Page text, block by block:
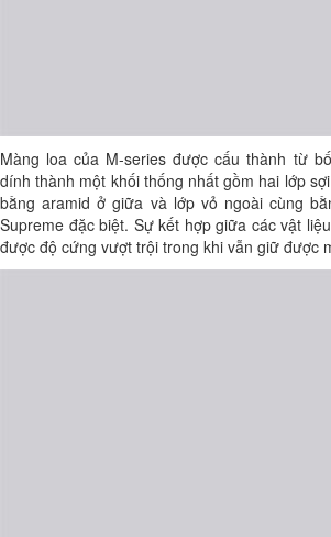
Màng loa của M-series được cấu thành từ
dính thành một khối thống nhất gồm hai lớp
bằng aramid ở giữa và lớp vỏ ngoài cùng
Supreme đặc biệt. Sự kết hợp giữa các vật
được độ cứng vượt trội trong khi vẫn giữ được